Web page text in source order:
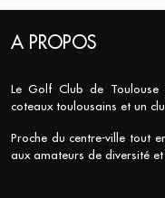
A PROPOS
Le Golf Club de
coteaux toulousains et un
Proche du centre-ville tout
aux amateurs de diversité